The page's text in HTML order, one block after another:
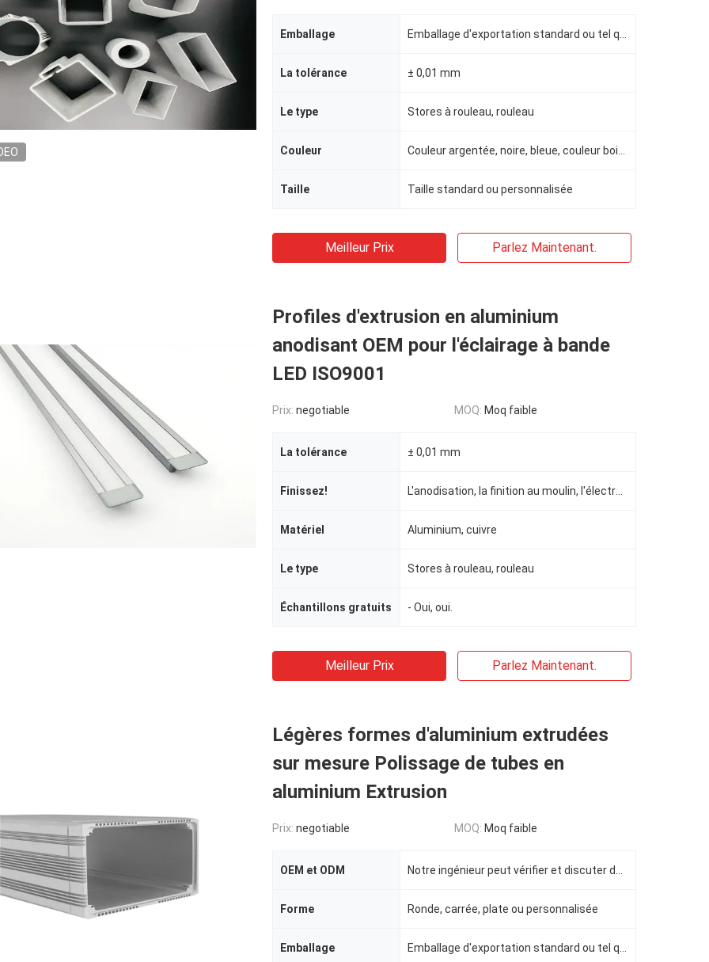
Emballage
La tolérance ± 0,01 mm
Le type Stores à rouleau, rouleau
Couleur
Taille Taille standard ou personnalisée
Meilleur Prix Parlez Maintenant.
Profiles d'extrusion en aluminium
anodisant OEM pour l'éclairage à bande
LED ISO9001
Prix: negotiable MOQ: Moq faible
La tolérance ± 0,01 mm
Finissez!
Matériel Aluminium, cuivre
Le type Stores à rouleau, rouleau
Échantillons gratuits - Oui, oui.
Meilleur Prix Parlez Maintenant.
Légères formes d'aluminium extrudées
sur mesure Polissage de tubes en
aluminium Extrusion
Prix: negotiable MOQ: Moq faible
OEM et ODM
Forme Ronde, carrée, plate ou personnalisée
Emballage